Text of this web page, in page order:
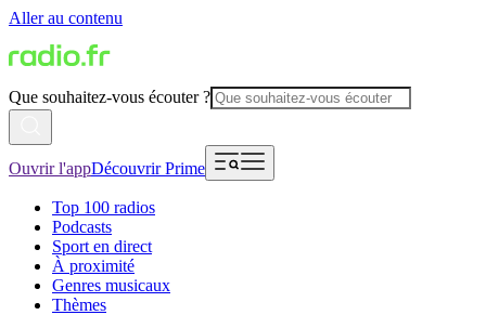
Aller au contenu
Que souhaitez-vous écouter ?
Ouvrir l'appDécouvrir Prime
Top 100 radios
Podcasts
Sport en direct
À proximité
Genres musicaux
Thèmes